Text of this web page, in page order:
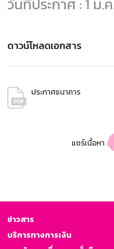
วันที่ประกาศ : 1 ม.ค
ดาวน์โหลดเอกสาร
ประกาศธนาคาร
แชร์เนื้อหา :
ข่าวสาร
บริการทางการเงิน